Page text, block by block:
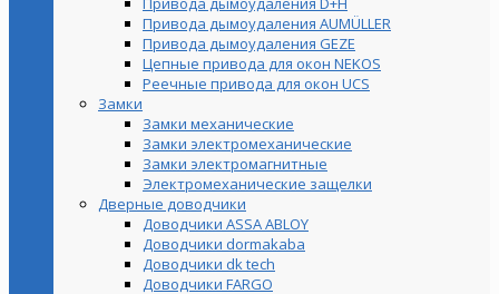
Привода дымоудаления AUMÜLLER
Привода дымоудаления GEZE
Цепные привода для окон NEKOS
Реечные привода для окон UСS
Замки
Замки механические
Замки электромеханические
Замки электромагнитные
Электромеханические защелки
Дверные доводчики
Доводчики ASSA ABLOY
Доводчики dormakaba
Доводчики dk tech
Доводчики FARGO